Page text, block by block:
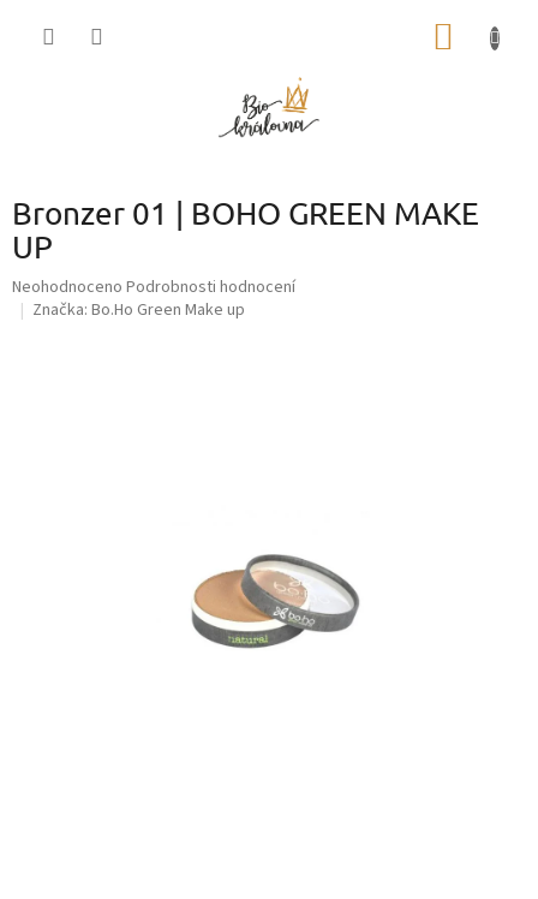
Bronzer 01 | BOHO GREEN MAKE
UP
Průměrné
hodnocení
Neohodnoceno Podrobnosti hodnocení
Značka: Bo.Ho Green Make up